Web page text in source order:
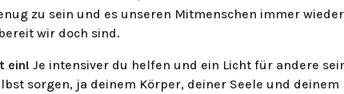
zu sein und es unseren Mitmenschen immer wieder
wir doch sind.
ein!Je intensiver du helfen und ein Licht für andere
sorgen, ja deinem Körper, deiner Seele und deinem